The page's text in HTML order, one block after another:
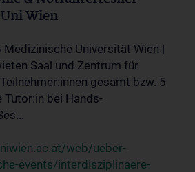
Wien
Universität Wien |
Saal und Zentrum für
gesamt bzw. 5
Tutor:in bei Hands-
web/ueber-
events/interdisziplinaere-